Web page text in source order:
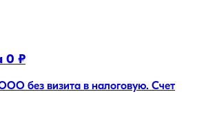
0 ₽
без визита в налоговую. Счет